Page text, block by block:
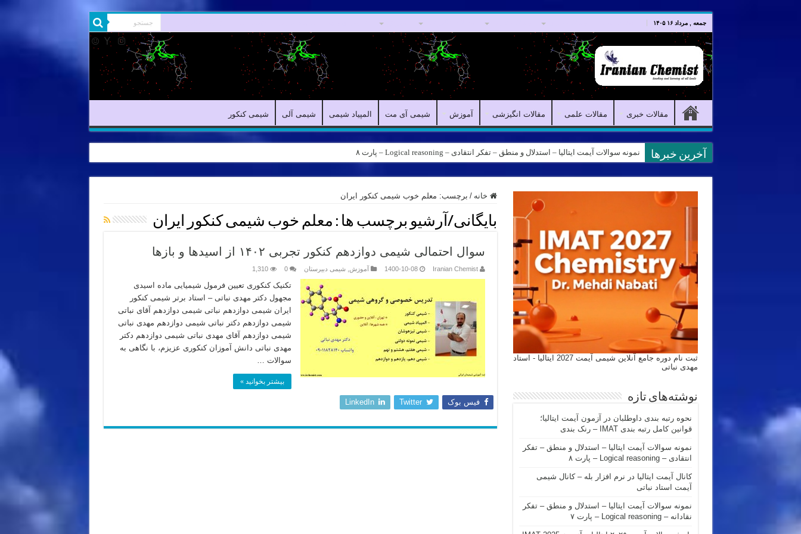
جمعه , مرداد ۱۶ ۱۴۰۵
مقالات خبری مقالات علمی مقالات انگیزشی آموزش شیمی آی مت المپیاد شیمی شیمی آلی شیمی کنکور
آخرین خبرها نمونه سوالات آیمت ایتالیا – استدلال و منطق – تفکر انتقادی – Logical reasoning – پارت ۸
کانال آیمت ایتالیا در نرم افزار بله – کانال شیمی آیمت استاد نباتی
خانه / برچسب: معلم خوب شیمی کنکور ایران
بایگانی/آرشیو برچسب ها : معلم خوب شیمی کنکور ایران
سوال احتمالی شیمی دوازدهم کنکور تجربی ۱۴۰۲ از اسیدها و بازها
Iranian Chemist
1400-10-08 آموزش ,شیمی دبیرستان 0
1,310
تکنیک کنکوری تعیین فرمول شیمیایی ماده اسیدی
مجهول دکتر مهدی نباتی – استاد برتر شیمی کنکور
ایران شیمی دوازدهم نباتی شیمی دوازدهم آقای نباتی
شیمی دوازدهم دکتر نباتی شیمی دوازدهم مهدی نباتی
شیمی دوازدهم آقای مهدی نباتی شیمی دوازدهم دکتر
مهدی نباتی دانش آموزان کنکوری عزیزم، با نگاهی به
سوالات …
بیشتر بخوانید »
فیس بوک Twitter
LinkedIn
ثبت نام دوره جامع آنلاین شیمی آیمت 2027 ایتالیا - استاد
مهدی نباتی
نوشته‌های تازه
نحوه رتبه بندی داوطلبان در آزمون آیمت ایتالیا؛
قوانین کامل رتبه بندی IMAT – رنک بندی
نمونه سوالات آیمت ایتالیا – استدلال و منطق – تفکر
انتقادی – Logical reasoning – پارت ۸
کانال آیمت ایتالیا در نرم افزار بله – کانال شیمی
آیمت استاد نباتی
نمونه سوالات آیمت ایتالیا – استدلال و منطق – تفکر
نقادانه – Logical reasoning – پارت ۷